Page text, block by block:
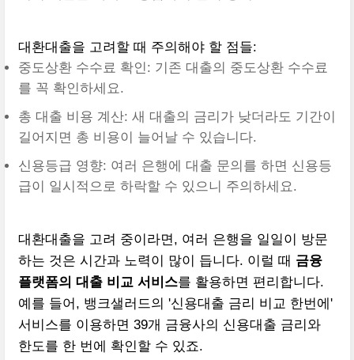
대환대출을 고려할 때 주의해야 할 점들:
중도상환 수수료 확인: 기존 대출의 중도상환 수수료
를 꼭 확인하세요.
총 대출 비용 계산: 새 대출의 금리가 낮더라도 기간이
길어지면 총 비용이 늘어날 수 있습니다.
신용등급 영향: 여러 은행에 대출 문의를 하면 신용등
급이 일시적으로 하락할 수 있으니 주의하세요.
대환대출을 고려 중이라면, 여러 은행을 일일이 방문
하는 것은 시간과 노력이 많이 듭니다. 이럴 때 금융
플랫폼의 대출 비교 서비스를 활용하면 편리합니다.
예를 들어, 뱅크샐러드의 '신용대출 금리 비교 한번에'
서비스를 이용하면 39개 금융사의 신용대출 금리와
한도를 한 번에 확인할 수 있죠.